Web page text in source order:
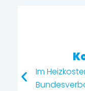
Im